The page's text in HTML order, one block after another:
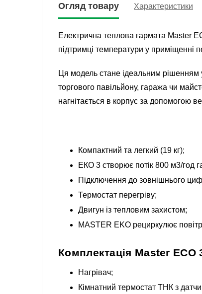
Огляд товару Характеристики
Електрична теплова гармата Master
підтримці температури у приміщенні
Ця модель стане ідеальним рішенням
торгового павільйону, гаража чи
нагнітається в корпус за допомогою
Компактний та легкий (19 кг);
ЕКО 3 створює потік 800 м3/год
Підключення до зовнішнього
Термостат перегріву;
Двигун із тепловим захистом;
MASTER EKO рециркулює
Комплектація Master ECO
Нагрівач;
Кімнатний термостат ТНК з